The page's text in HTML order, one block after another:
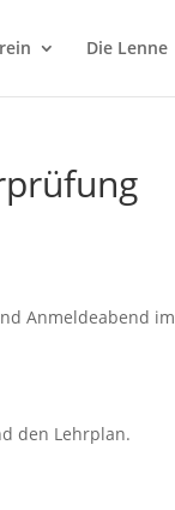
Die Lenne
Anmeldeabend im
den Lehrplan.